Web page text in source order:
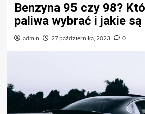
Benzyna 95 czy 98?
paliwa wybrać i jakie
admin 27 października, 2023 0